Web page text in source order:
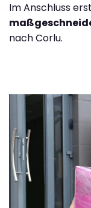
Im Anschluss
nach Corlu.